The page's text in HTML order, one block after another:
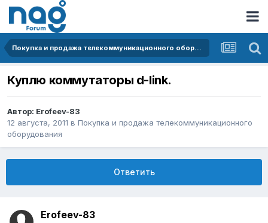
Покупка и продажа телекоммуникационного оборудования
Куплю коммутаторы d-link.
Автор: Erofeev-83
12 августа, 2011 в Покупка и продажа телекоммуникационного
оборудования
Ответить
Erofeev-83